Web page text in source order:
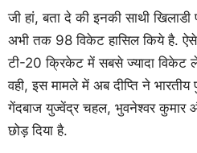
जी हां, बता दे की इनकी साथी
अभी तक 98 विकेट हासिल किये है.
टी-20 क्रिकेट में सबसे ज्यादा विकेट
वही, इस मामले में अब दीप्ति ने
गेंदबाज युज्वेंद्र चहल, भुवनेश्वर कुमार
छोड़ दिया है.